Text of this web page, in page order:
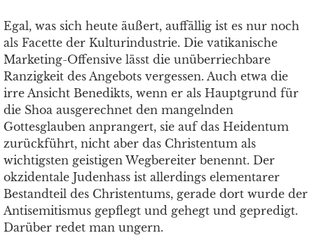
Egal, was sich heute äußert, auffällig ist es nur noch
als Facette der Kulturindustrie. Die vatikanische
Marketing-Offensive lässt die unüberriechbare
Ranzigkeit des Angebots vergessen. Auch etwa die
irre Ansicht Benedikts, wenn er als Hauptgrund für
die Shoa ausgerechnet den mangelnden
Gottesglauben anprangert, sie auf das Heidentum
zurückführt, nicht aber das Christentum als
wichtigsten geistigen Wegbereiter benennt. Der
okzidentale Judenhass ist allerdings elementarer
Bestandteil des Christentums, gerade dort wurde der
Antisemitismus gepflegt und gehegt und gepredigt.
Darüber redet man ungern.